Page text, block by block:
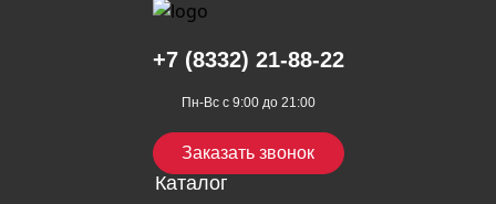
+7 (8332) 21-88-22
Пн-Вс с 9:00 до 21:00
Заказать звонок
Каталог